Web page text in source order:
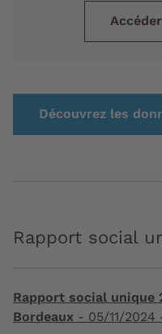
Découvrez les
Rapport social
Rapport social unique
Bordeaux - 05/11/2024